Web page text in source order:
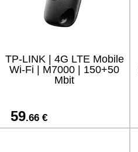
TP-LINK | 4G LTE Mobile
Wi-Fi | M7000 | 150+50
Mbit
59.66 €